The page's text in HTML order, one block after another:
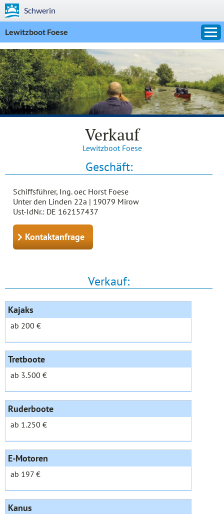
Schwerin
Lewitzboot Foese
Verkauf
Lewitzboot Foese
Geschäft:
Schiffsführer, Ing. oec Horst Foese
Unter den Linden 22a | 19079 Mirow
Ust-IdNr.: DE 162157437
Kontaktanfrage
Verkauf:
Kajaks
ab 200 €
Tretboote
ab 3.500 €
Ruderboote
ab 1.250 €
E-Motoren
ab 197 €
Kanus